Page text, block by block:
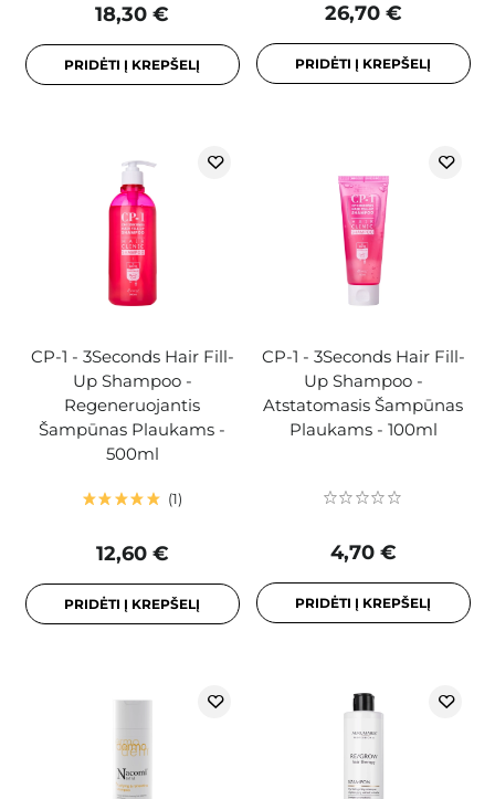
18,30 €
PRIDĖTI Į KREPŠELĮ
26,70 €
PRIDĖTI Į KREPŠELĮ
CP-1 - 3Seconds Hair Fill-
Up Shampoo -
Regeneruojantis
Šampūnas Plaukams -
500ml
1
12,60 €
PRIDĖTI Į KREPŠELĮ
CP-1 - 3Seconds Hair Fill-
Up Shampoo -
Atstatomasis Šampūnas
Plaukams - 100ml
4,70 €
PRIDĖTI Į KREPŠELĮ